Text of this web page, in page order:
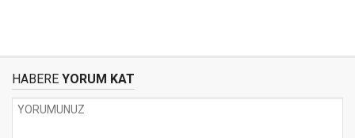
HABERE YORUM KAT